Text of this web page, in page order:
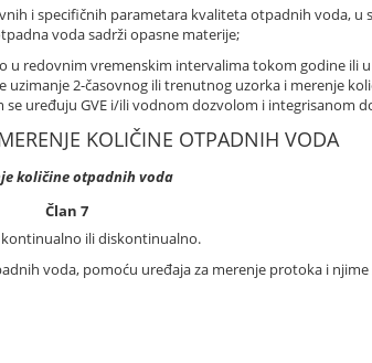
i specifičnih parametara kvaliteta otpadnih voda, u
voda sadrži opasne materije;
u redovnim vremenskim intervalima tokom godine ili
2-časovnog ili trenutnog uzorka i merenje
uređuju GVE i/ili vodnom dozvolom i integrisanom
KOLIČINE OTPADNIH VODA
količine otpadnih voda
Član 7
ili diskontinualno.
voda, pomoću uređaja za merenje protoka i